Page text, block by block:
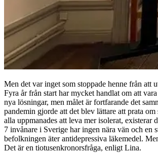
Men det var inget som stoppade henne från att
Fyra år från start har mycket handlat om att
nya lösningar, men målet är fortfarande det
pandemin gjorde att det blev lättare att prata om
alla uppmanades att leva mer isolerat, existerar
7 invånare i Sverige har ingen nära vän och en
befolkningen äter antidepressiva läkemedel.
Det är en tiotusenkronorsfråga, enligt Lina.